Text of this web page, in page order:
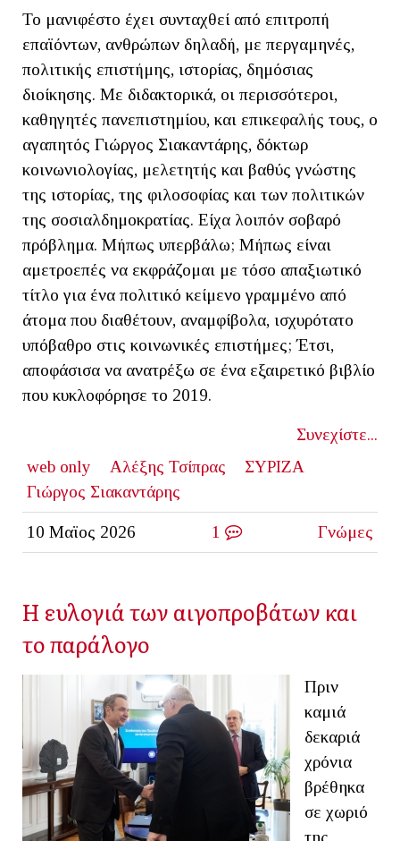
Το μανιφέστο έχει συνταχθεί από επιτροπή
επαϊόντων, ανθρώπων δηλαδή, με περγαμηνές,
πολιτικής επιστήμης, ιστορίας, δημόσιας
διοίκησης. Με διδακτορικά, οι περισσότεροι,
καθηγητές πανεπιστημίου, και επικεφαλής τους, ο
αγαπητός Γιώργος Σιακαντάρης, δόκτωρ
κοινωνιολογίας, μελετητής και βαθύς γνώστης
της ιστορίας, της φιλοσοφίας και των πολιτικών
της σοσιαλδημοκρατίας. Είχα λοιπόν σοβαρό
πρόβλημα. Μήπως υπερβάλω; Μήπως είναι
αμετροεπές να εκφράζομαι με τόσο απαξιωτικό
τίτλο για ένα πολιτικό κείμενο γραμμένο από
άτομα που διαθέτουν, αναμφίβολα, ισχυρότατο
υπόβαθρο στις κοινωνικές επιστήμες; Έτσι,
αποφάσισα να ανατρέξω σε ένα εξαιρετικό βιβλίο
που κυκλοφόρησε το 2019.
Συνεχίστε...
web only
Αλέξης Τσίπρας
ΣΥΡΙΖΑ
Γιώργος Σιακαντάρης
10 Μαϊος 2026 1 Γνώμες
Η ευλογιά των αιγοπροβάτων και
το παράλογο
Πριν
καμιά
δεκαριά
χρόνια
βρέθηκα
σε χωριό
της